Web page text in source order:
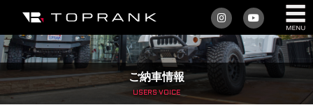
私たちについて
車を買う
ご納車情報
USERS VOICE